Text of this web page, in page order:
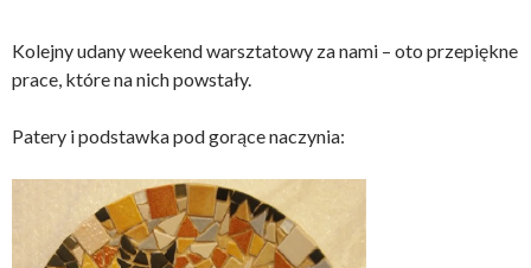
Kolejny udany weekend warsztatowy za nami – oto przepiękne
prace, które na nich powstały.
Patery i podstawka pod gorące naczynia: